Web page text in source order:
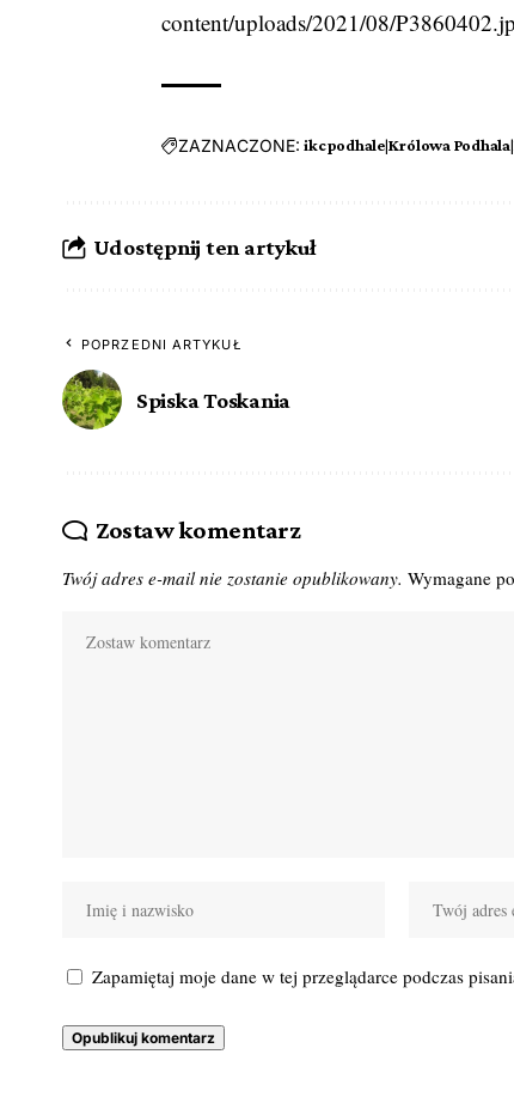
content/uploads/2021/08/
ZAZNACZONE: ikcpodhale|Królowa
Udostępnij ten artykuł
POPRZEDNI ARTYKUŁ
Spiska Toskania
Zostaw komentarz
Twój adres e-mail nie zostanie opublikowany. Wymagane
Zapamiętaj moje dane w tej przeglądarce podczas